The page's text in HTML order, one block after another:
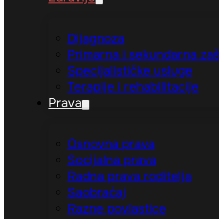
Dijagnoza
Primarna i sekundarna
Specijalističke usluge
Terapije i rehabilitacije
Prava
Osnovna prava
Socijalna prava
Radna prava roditelja
Saobraćaj
Razne povlastice